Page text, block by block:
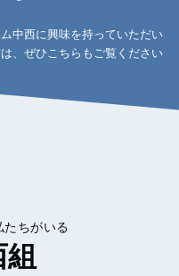
中西に興味を持っていただい
、ぜひこちらもご覧ください
ちがいる